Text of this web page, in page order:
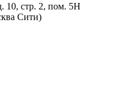
10, стр. 2, пом. 5Н
Сити)